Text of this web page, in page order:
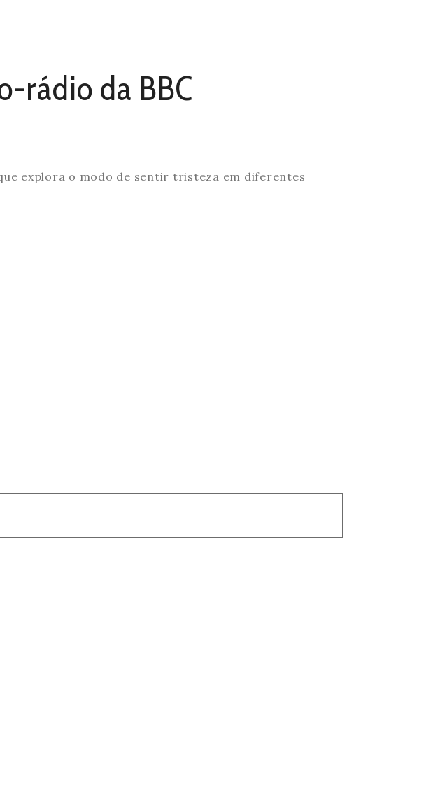
rádio da BBC
explora o modo de sentir tristeza em diferentes